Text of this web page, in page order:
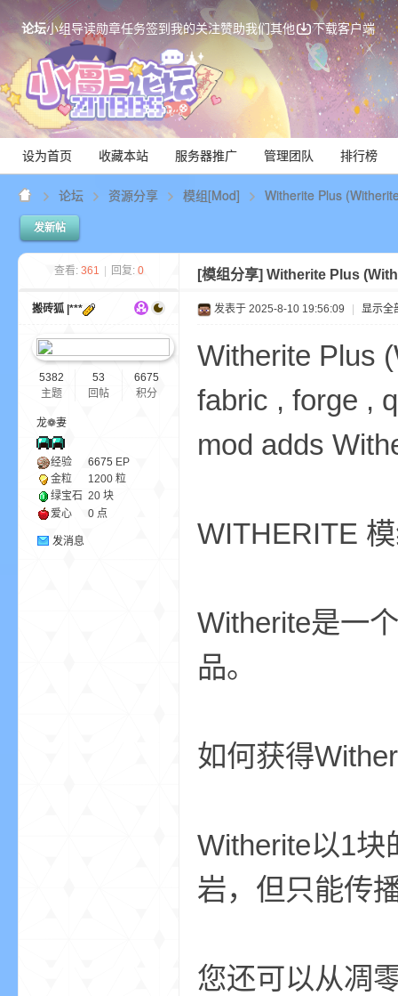
论坛小组导读勋章任务签到我的关注赞助我们其他 下载客户端
设为首页 收藏本站 服务器推广 管理团队 排行榜
论坛 资源分享 模组[Mod] Witherite Plus
发新帖
查看: 361 回复: 0 [模组分享] Witherite Plus
搬砖狐 |***
5382
主题
53
回帖
6675
积分
龙❁妻
经验 6675 EP
金粒
1200 粒
绿宝石 20 块
爱心
0 点
发消息
发表于 2025-8-10 19:56:09 显示全
Witherite Plus
fabric , forge ,
mod adds
WITHERITE
Witherite是一
品。
如何获得
Witherite以1块
岩，但只能传
您还可以从凋